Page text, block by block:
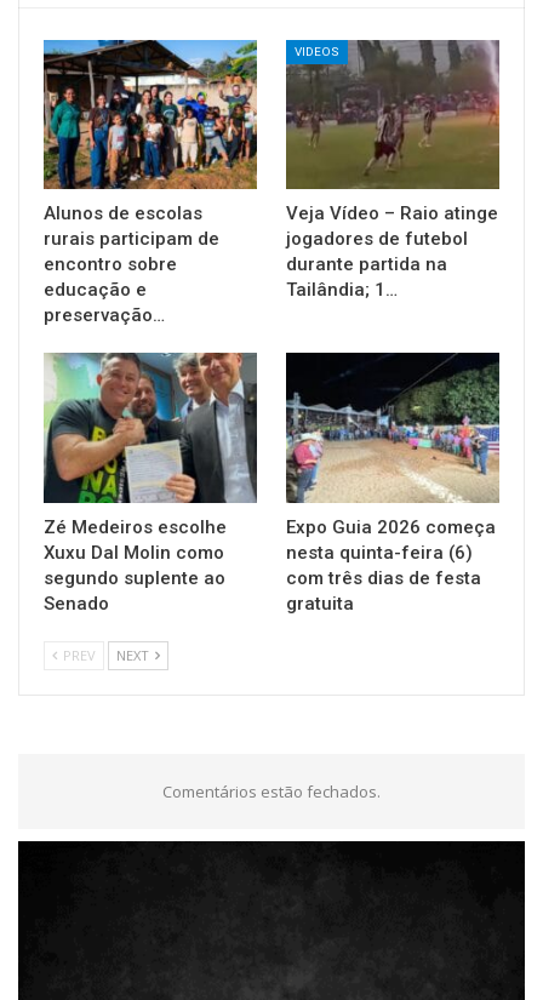
Alunos de escolas
rurais participam de
encontro sobre
educação e
preservação…
VIDEOS
Veja Vídeo – Raio atinge
jogadores de futebol
durante partida na
Tailândia; 1…
Zé Medeiros escolhe
Xuxu Dal Molin como
segundo suplente ao
Senado
Expo Guia 2026 começa
nesta quinta-feira (6)
com três dias de festa
gratuita
PREV NEXT
Comentários estão fechados.